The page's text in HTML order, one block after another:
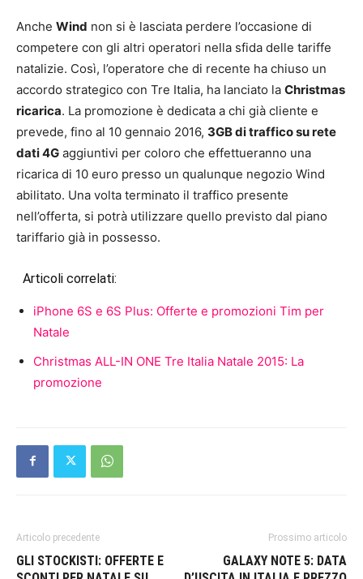
Anche Wind non si è lasciata perdere l’occasione di
competere con gli altri operatori nella sfida delle tariffe
natalizie. Così, l’operatore che di recente ha chiuso un
accordo strategico con Tre Italia, ha lanciato la Christmas
ricarica. La promozione è dedicata a chi già cliente e
prevede, fino al 10 gennaio 2016, 3GB di traffico su rete
dati 4G aggiuntivi per coloro che effettueranno una
ricarica di 10 euro presso un qualunque negozio Wind
abilitato. Una volta terminato il traffico presente
nell’offerta, si potrà utilizzare quello previsto dal piano
tariffario già in possesso.
Articoli correlati:
iPhone 6S e 6S Plus: Offerte e promozioni Tim per
Natale
Christmas ALL-IN ONE Tre Italia Natale 2015: La
promozione
Articolo precedente
GLI STOCKISTI: OFFERTE E
Prossimo articolo
GALAXY NOTE 5: DATA